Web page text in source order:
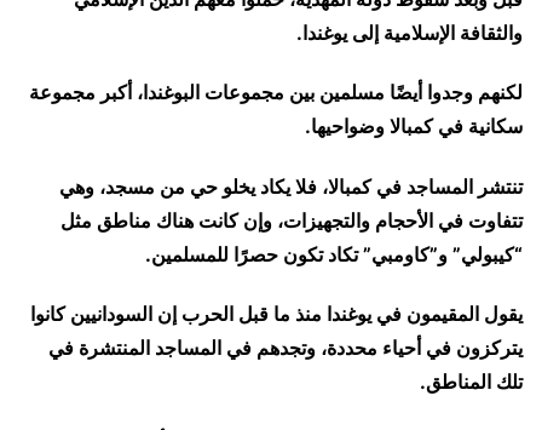
والثقافة الإسلامية إلى يوغندا.
لكنهم وجدوا أيضًا مسلمين بين مجموعات البوغندا، أكبر مجموعة
سكانية في كمبالا وضواحيها.
تنتشر المساجد في كمبالا، فلا يكاد يخلو حي من مسجد، وهي
تتفاوت في الأحجام والتجهيزات، وإن كانت هناك مناطق مثل
“كيبولي” و”كاومبي” تكاد تكون حصرًا للمسلمين.
يقول المقيمون في يوغندا منذ ما قبل الحرب إن السودانيين كانوا
يتركزون في أحياء محددة، وتجدهم في المساجد المنتشرة في
تلك المناطق.